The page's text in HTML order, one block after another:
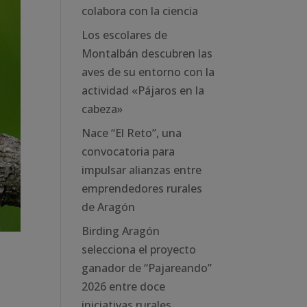
colabora con la ciencia
Los escolares de
Montalbán descubren las
aves de su entorno con la
actividad «Pájaros en la
cabeza»
Nace “El Reto”, una
convocatoria para
impulsar alianzas entre
emprendedores rurales
de Aragón
Birding Aragón
selecciona el proyecto
ganador de “Pajareando”
2026 entre doce